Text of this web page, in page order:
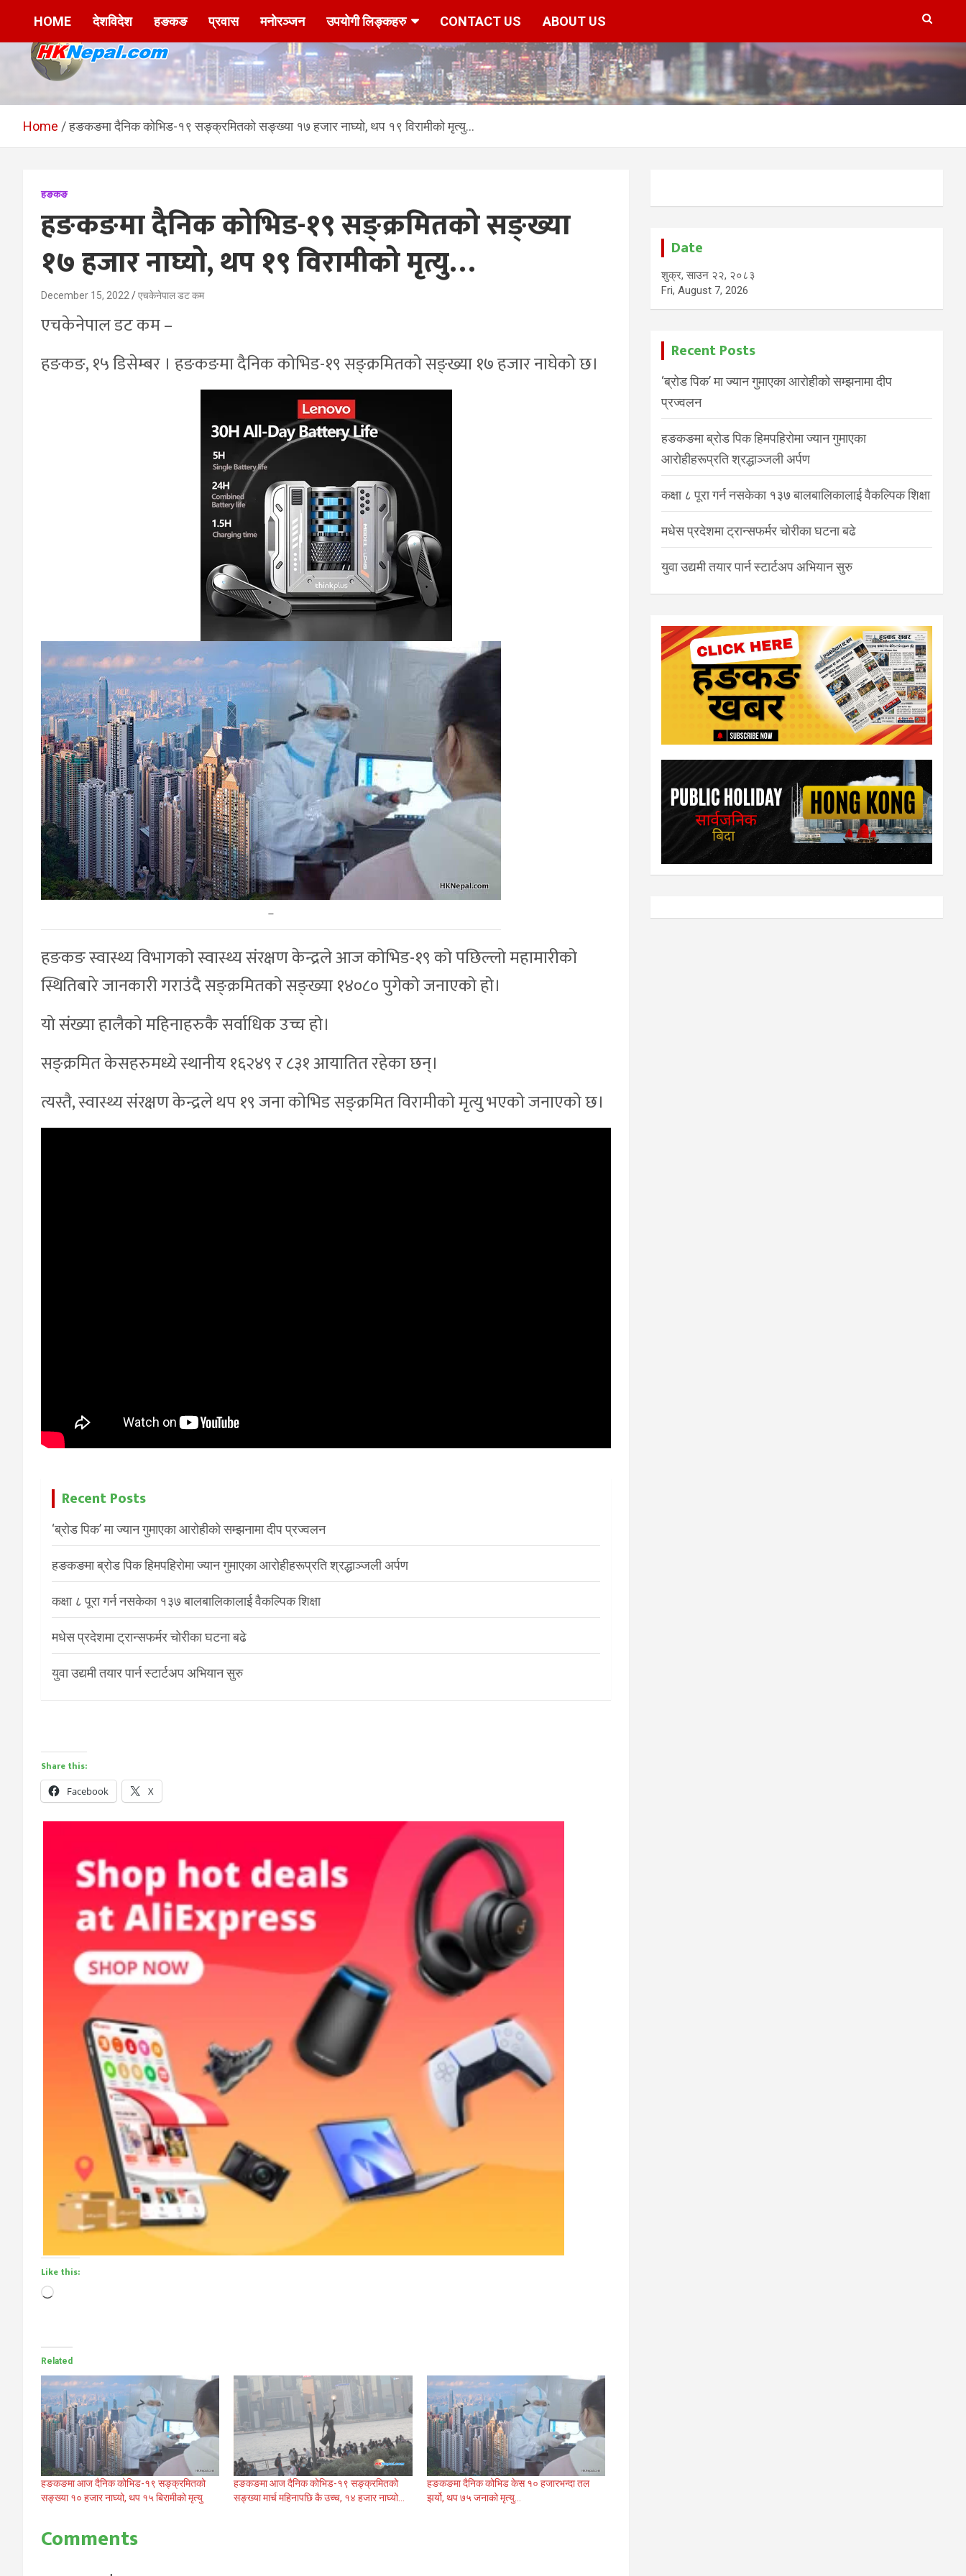
HKNepal.com –
हङकङबाट सञ्चालित पहिलो
hknepal, hknepal.com, hk nepal, hk nepal com
HOME देशविदेश हङकङ प्रवास मनोरञ्जन उपयोगी लिङ्कहरु CONTACT US ABOUT US
Home हङकङमा दैनिक कोभिड-१९ सङ्क्रमितको सङ्ख्या १७ हजार नाघ्यो, थप १९ विरामीको मृत्यु…
हङकङ
हङकङमा दैनिक कोभिड-१९ सङ्क्रमितको सङ्ख्या
१७ हजार नाघ्यो, थप १९ विरामीको मृत्यु…
December 15, 2022 एचकेनेपाल डट कम
एचकेनेपाल डट कम –
हङकङ, १५ डिसेम्बर । हङकङमा दैनिक कोभिड-१९ सङ्क्रमितको सङ्ख्या १७ हजार नाघेको छ।
–
हङकङ स्वास्थ्य विभागको स्वास्थ्य संरक्षण केन्द्रले आज कोभिड-१९ को पछिल्लो महामारीको
स्थितिबारे जानकारी गराउंदै सङ्क्रमितको सङ्ख्या १४०८० पुगेको जनाएको हो।
यो संख्या हालैको महिनाहरुकै सर्वाधिक उच्च हो।
सङ्क्रमित केसहरुमध्ये स्थानीय १६२४९ र ८३१ आयातित रहेका छन्।
त्यस्तै, स्वास्थ्य संरक्षण केन्द्रले थप १९ जना कोभिड सङ्क्रमित विरामीको मृत्यु भएको जनाएको छ।
Recent Posts
‘ब्रोड पिक’ मा ज्यान गुमाएका आरोहीको सम्झनामा दीप प्रज्वलन
हङकङमा ब्रोड पिक हिमपहिरोमा ज्यान गुमाएका आरोहीहरूप्रति श्रद्धाञ्जली अर्पण
कक्षा ८ पूरा गर्न नसकेका १३७ बालबालिकालाई वैकल्पिक शिक्षा
मधेस प्रदेशमा ट्रान्सफर्मर चोरीका घटना बढे
युवा उद्यमी तयार पार्न स्टार्टअप अभियान सुरु
Share this:
Facebook X
Like this:
Loading…
Related
हङकङमा आज दैनिक कोभिड-१९ सङ्क्रमितको
सङ्ख्या १० हजार नाघ्यो, थप १५ बिरामीको मृत्यु
हङकङमा आज दैनिक कोभिड-१९ सङ्क्रमितको
सङ्ख्या मार्च महिनापछि कै उच्च, १४ हजार नाघ्यो…
हङकङमा दैनिक कोभिड केस १० हजारभन्दा तल
झर्यो, थप ७५ जनाको मृत्यु…
Comments
Date
शुक्र, साउन २२, २०८३
Fri, August 7, 2026
Recent Posts
‘ब्रोड पिक’ मा ज्यान गुमाएका आरोहीको सम्झनामा दीप
प्रज्वलन
हङकङमा ब्रोड पिक हिमपहिरोमा ज्यान गुमाएका
आरोहीहरूप्रति श्रद्धाञ्जली अर्पण
कक्षा ८ पूरा गर्न नसकेका १३७ बालबालिकालाई वैकल्पिक शिक्षा
मधेस प्रदेशमा ट्रान्सफर्मर चोरीका घटना बढे
युवा उद्यमी तयार पार्न स्टार्टअप अभियान सुरु